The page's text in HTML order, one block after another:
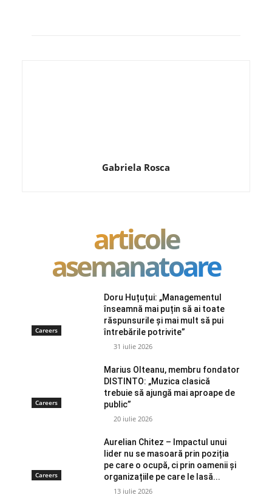
Gabriela Rosca
articole
asemanatoare
Careers
Doru Huțuțui: „Managementul
înseamnă mai puțin să ai toate
răspunsurile și mai mult să pui
întrebările potrivite”
31 iulie 2026
Careers
Marius Olteanu, membru fondator
DISTINTO: „Muzica clasică
trebuie să ajungă mai aproape de
public”
20 iulie 2026
Careers
Aurelian Chitez – Impactul unui
lider nu se masoară prin poziția
pe care o ocupă, ci prin oamenii și
organizațiile pe care le lasă...
13 iulie 2026